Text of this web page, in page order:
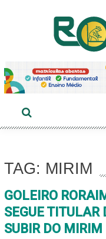
TAG: MIRIM
GOLEIRO
SEGUE TITULAR
SUBIR DO